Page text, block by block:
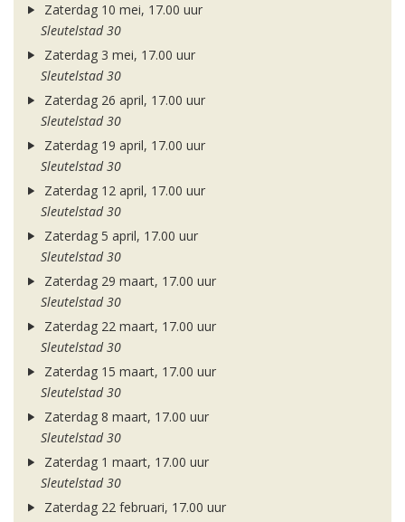
Zaterdag 10 mei, 17.00 uur
Sleutelstad 30
Zaterdag 3 mei, 17.00 uur
Sleutelstad 30
Zaterdag 26 april, 17.00 uur
Sleutelstad 30
Zaterdag 19 april, 17.00 uur
Sleutelstad 30
Zaterdag 12 april, 17.00 uur
Sleutelstad 30
Zaterdag 5 april, 17.00 uur
Sleutelstad 30
Zaterdag 29 maart, 17.00 uur
Sleutelstad 30
Zaterdag 22 maart, 17.00 uur
Sleutelstad 30
Zaterdag 15 maart, 17.00 uur
Sleutelstad 30
Zaterdag 8 maart, 17.00 uur
Sleutelstad 30
Zaterdag 1 maart, 17.00 uur
Sleutelstad 30
Zaterdag 22 februari, 17.00 uur